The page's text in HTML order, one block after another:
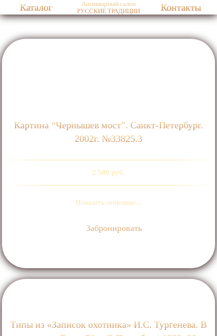
Каталог
Антикварный салон
РУССКИЕ ТРАДИЦИИ
Контакты
Картина “Чернышев мост”. Санкт-Петербург.
2002г. №33825.3
2 500 руб.
Показать описание...
Забронировать
Типы из «Записок охотника» И.С. Тургенева. В